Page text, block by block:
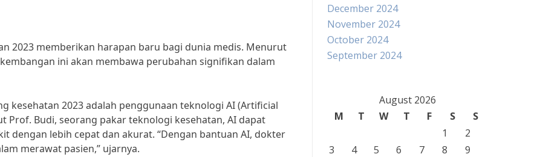
2023 memberikan harapan baru bagi dunia medis. Menurut
ini akan membawa perubahan signifikan dalam
kesehatan 2023 adalah penggunaan teknologi AI (Artificial
Prof. Budi, seorang pakar teknologi kesehatan, AI dapat
dengan lebih cepat dan akurat. “Dengan bantuan AI, dokter
merawat pasien,” ujarnya.
December 2024
November 2024
October 2024
September 2024
August 2026
M
T W T F S
S
1
2
3
4 5 6 7 8
9